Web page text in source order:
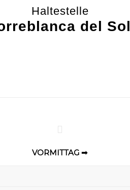
Haltestelle
del Sol
VORMITTAG ➟